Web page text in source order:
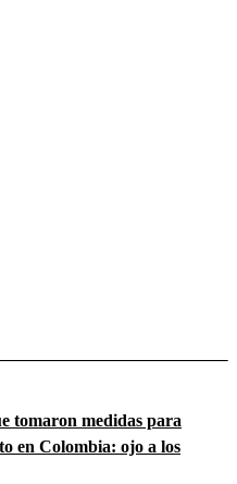
tomaron medidas para
en Colombia: ojo a los